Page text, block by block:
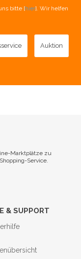
bitte [hier]. Wir helfen
Auktion
Marktplätze zu
Service.
& SUPPORT